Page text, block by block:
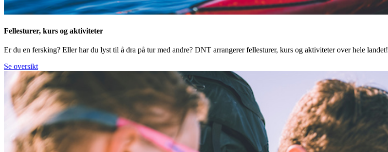
Fellesturer, kurs og aktiviteter
Er du en fersking? Eller har du lyst til å dra på tur med andre? DNT arrangerer fellesturer, kurs og aktiviteter over hele landet!
Se oversikt